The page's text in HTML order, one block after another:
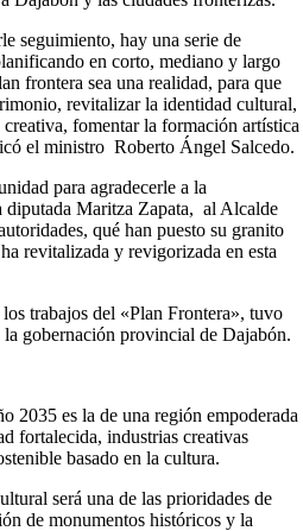
seguimiento, hay una serie de
en corto, mediano y largo
frontera sea una realidad, para que
revitalizar la identidad cultural,
fomentar la formación artística
el ministro Roberto Ángel Salcedo.
para agradecerle a la
diputada Maritza Zapata, al Alcalde
qué han puesto su granito
revitalizada y revigorizada en esta
trabajos del «Plan Frontera», tuvo
la gobernación provincial de Dajabón.
2035 es la de una región empoderada
fortalecida, industrias creativas
basado en la cultura.
será una de las prioridades de
de monumentos históricos y la